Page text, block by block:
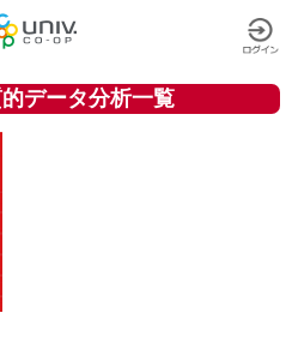
データ分析一覧